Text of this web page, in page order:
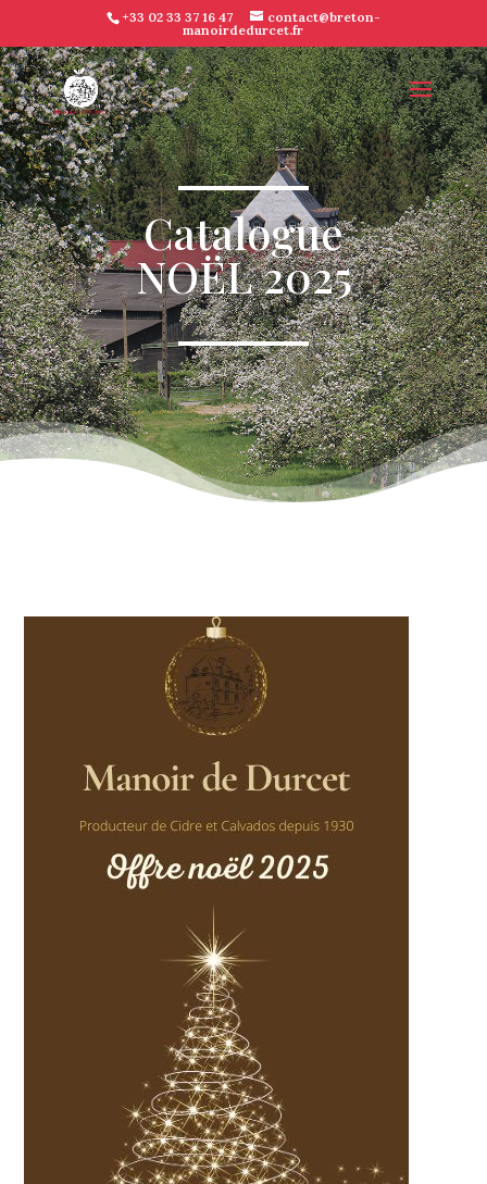
+33 02 33 37 16 47
contact@breton-
manoirdedurcet.fr
Catalogue
NOËL 2025